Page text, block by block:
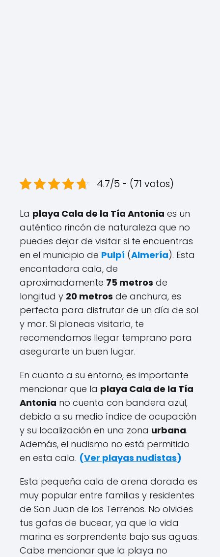
4.7/5 - (71 votos)
La playa Cala de la Tía Antonia es un
auténtico rincón de naturaleza que no
puedes dejar de visitar si te encuentras
en el municipio de Pulpí (Almería). Esta
encantadora cala, de
aproximadamente 75 metros de
longitud y 20 metros de anchura, es
perfecta para disfrutar de un día de sol
y mar. Si planeas visitarla, te
recomendamos llegar temprano para
asegurarte un buen lugar.
En cuanto a su entorno, es importante
mencionar que la playa Cala de la Tía
Antonia no cuenta con bandera azul,
debido a su medio índice de ocupación
y su localización en una zona urbana.
Además, el nudismo no está permitido
en esta cala. (Ver playas nudistas)
Esta pequeña cala de arena dorada es
muy popular entre familias y residentes
de San Juan de los Terrenos. No olvides
tus gafas de bucear, ya que la vida
marina es sorprendente bajo sus aguas.
Cabe mencionar que la playa no